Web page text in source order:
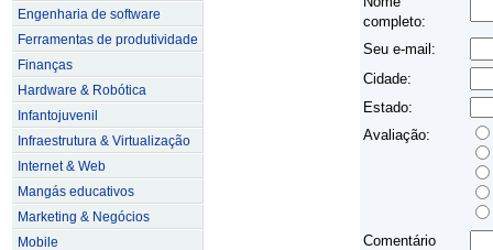
Engenharia de software
Ferramentas de produtividade
Finanças
Hardware & Robótica
Infantojuvenil
Infraestrutura & Virtualização
Internet & Web
Mangás educativos
Marketing & Negócios
Mobile
completo:
Seu e-mail:
Cidade:
Estado:
Avaliação:
Comentário